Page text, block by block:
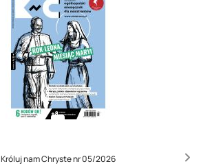
Króluj nam Chryste nr 05/2026